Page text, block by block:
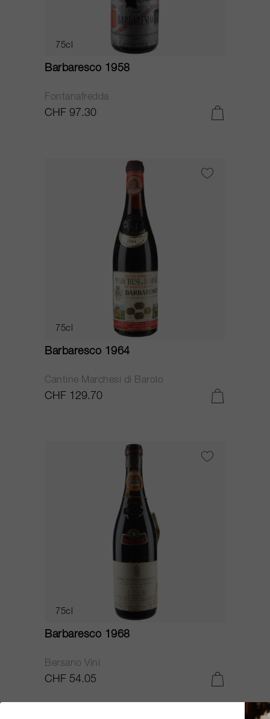
75cl
Barbaresco 1958
Fontanafredda
CHF 97.30
75cl
Barbaresco 1964
Cantine Marchesi di Barolo
CHF 129.70
75cl
Barbaresco 1968
Bersano Vini
CHF 54.05